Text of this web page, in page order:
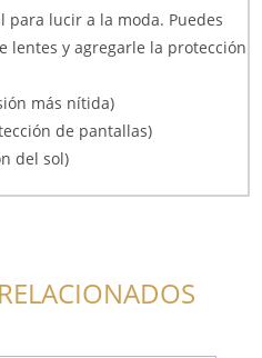
para lucir a la moda. Puedes
lentes y agregarle la protección
más nítida)
de pantallas)
del sol)